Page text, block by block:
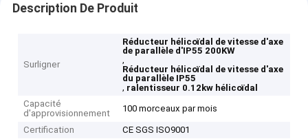
Description De Produit
Surligner
Réducteur hélicoïdal de vitesse d'axe
de parallèle d'IP55 200KW
,
Réducteur hélicoïdal de vitesse d'axe
du parallèle IP55
, ralentisseur 0.12kw hélicoïdal
Capacité
d'approvisionnement
100 morceaux par mois
Certification
CE SGS ISO9001